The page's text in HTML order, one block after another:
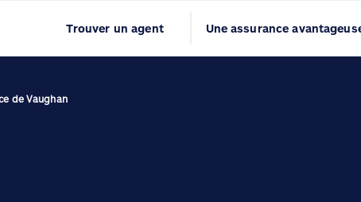
Trouver un agent Une assurance
de Vaughan